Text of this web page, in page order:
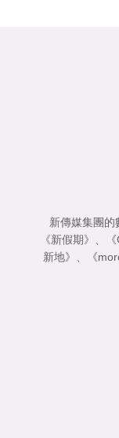
新傳媒集團的
《新假期》
新地》
《